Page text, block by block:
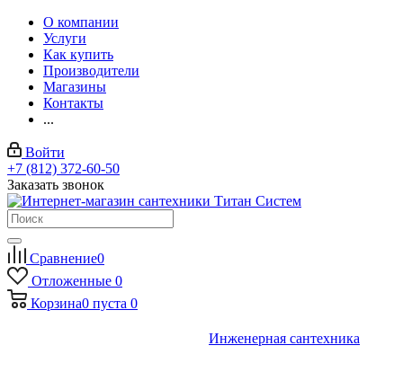
О компании
Услуги
Как купить
Производители
Магазины
Контакты
...
Войти
+7 (812) 372-60-50
Заказать звонок
Сравнение0
Отложенные 0
Корзина0 пуста 0
Инженерная сантехника